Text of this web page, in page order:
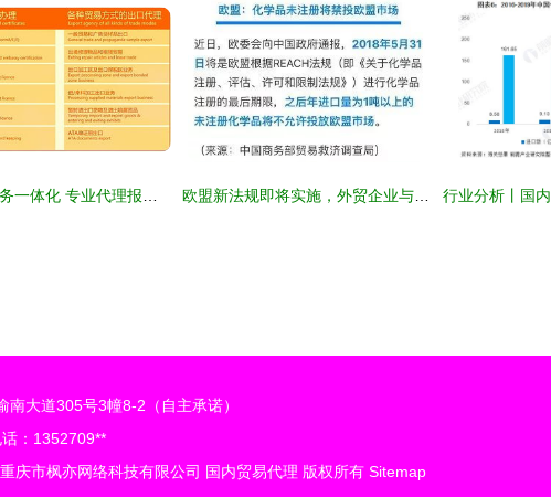
南大道305号3幢8-2（自主承诺）
话：1352709**
重庆市枫亦网络科技有限公司 国内贸易代理 版权所有 Sitemap